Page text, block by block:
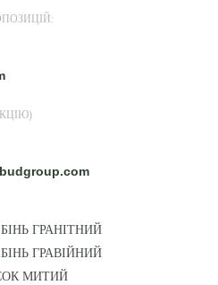
ГРАНІТНИЙ
ГРАВІЙНИЙ
МИТИЙ